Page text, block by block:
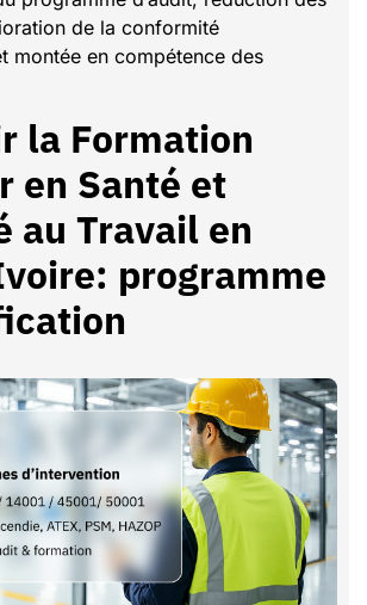
de la conformité
montée en compétence des
la Formation
en Santé et
au Travail en
programme